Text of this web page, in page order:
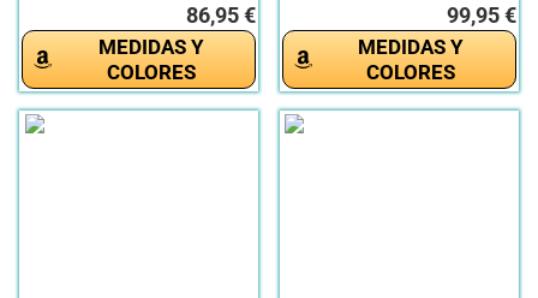
86,95 €
MEDIDAS Y
COLORES
99,95 €
MEDIDAS Y
COLORES